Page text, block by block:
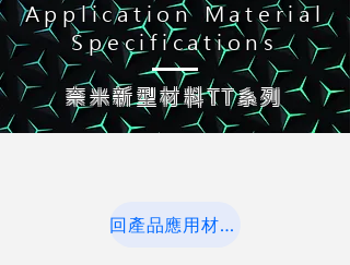
Application Material
Specifications
奈米新型材料TT系列
回產品應用材料規格